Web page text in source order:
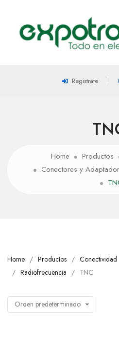
Registrate
Home Productos
Conectores y
Home Productos Conectividad
Radiofrecuencia
TNC
Orden predeterminado